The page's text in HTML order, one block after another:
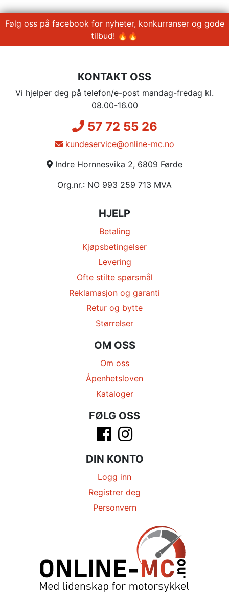
Følg oss på facebook for nyheter, konkurranser og gode
tilbud! 🔥🔥
KONTAKT OSS
Vi hjelper deg på telefon/e-post mandag-fredag kl.
08.00-16.00
57 72 55 26
kundeservice@online-mc.no
Indre Hornnesvika 2, 6809 Førde
Org.nr.: NO 993 259 713 MVA
HJELP
Betaling
Kjøpsbetingelser
Levering
Ofte stilte spørsmål
Reklamasjon og garanti
Retur og bytte
Størrelser
OM OSS
Om oss
Åpenhetsloven
Kataloger
FØLG OSS
DIN KONTO
Logg inn
Registrer deg
Personvern